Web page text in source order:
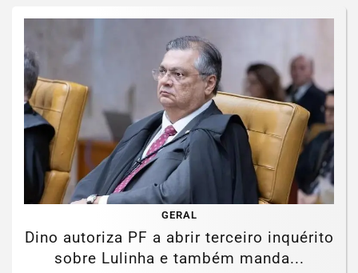
GERAL
Dino autoriza PF a abrir terceiro inquérito
sobre Lulinha e também manda...